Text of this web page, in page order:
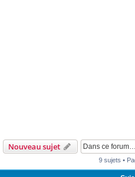
Nouveau sujet
9 sujets •